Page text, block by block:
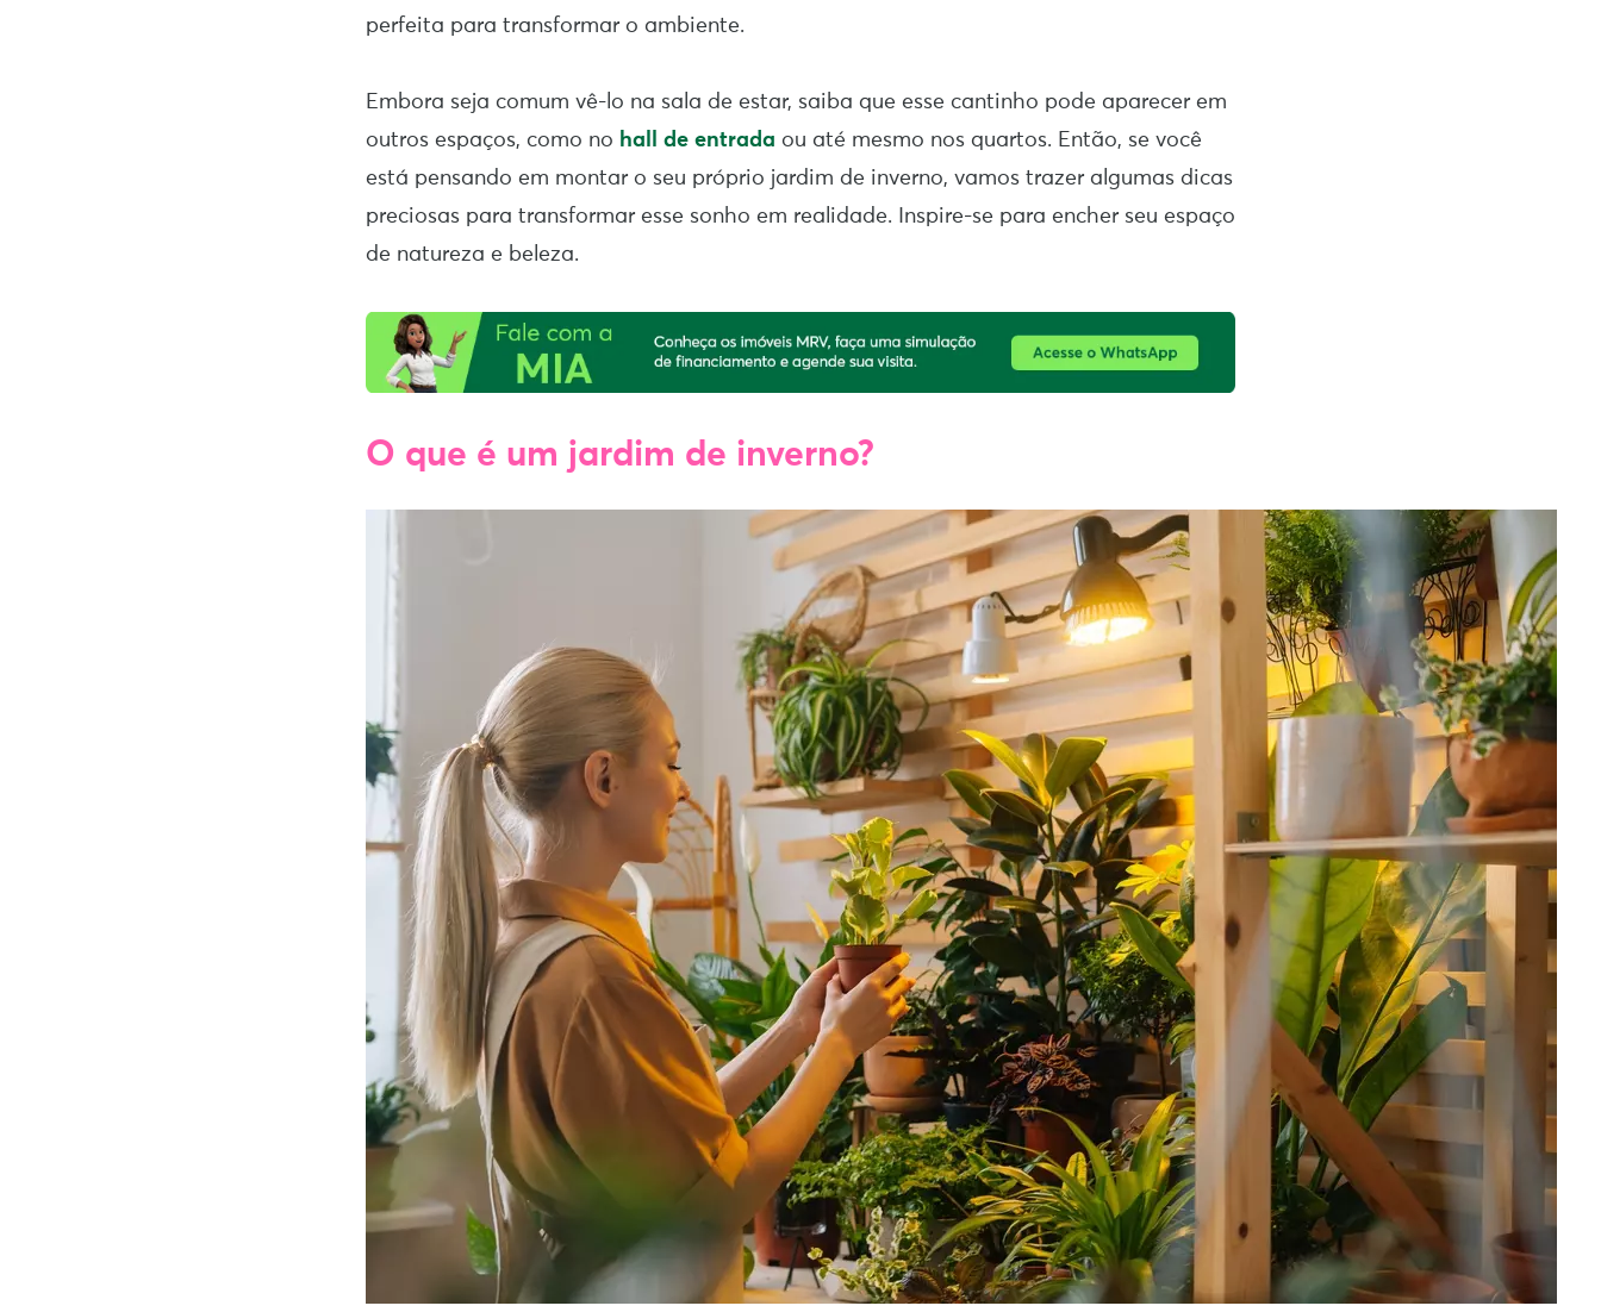
perfeita para transformar o ambiente.
Embora seja comum vê-lo na sala de estar, saiba que esse cantinho pode aparecer em
outros espaços, como no hall de entrada ou até mesmo nos quartos. Então, se você
está pensando em montar o seu próprio jardim de inverno, vamos trazer algumas dicas
preciosas para transformar esse sonho em realidade. Inspire-se para encher seu espaço
de natureza e beleza.
O que é um jardim de inverno?